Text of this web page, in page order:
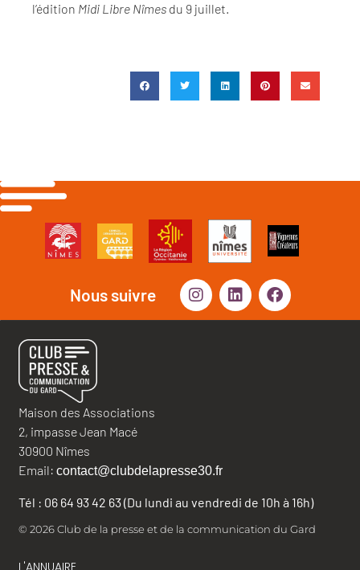
l’édition Midi Libre Nîmes du 9 juillet.
Nous suivre
Maison des Associations
2, impasse Jean Macé
30900 Nîmes
Email: contact@clubdelapresse30.fr
Tél : 06 64 93 42 63 (Du lundi au vendredi de 10h à 16h)
© 2026 Club de la presse et de la communication du Gard